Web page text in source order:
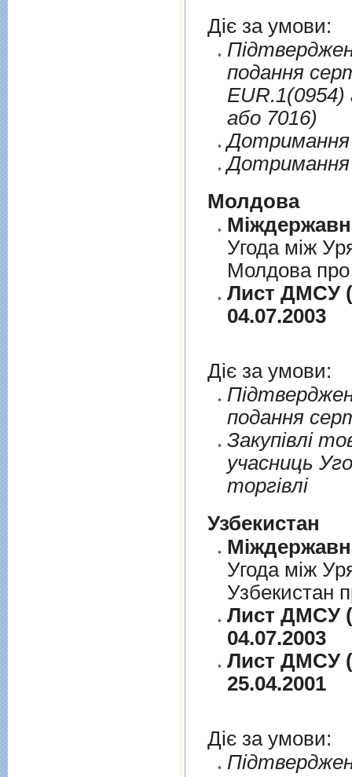
Діє за умови:
подання
EUR.1(0954)
або 7016)
Дотримання
Дотримання
Молдова
Угода між
Молдова про
Лист ДМСУ
04.07.2003
Діє за умови:
подання
Закупiвлi
учасниць
торгiвлi
Узбекистан
Угода між
Узбекистан
Лист ДМСУ
04.07.2003
Лист ДМСУ
25.04.2001
Діє за умови: